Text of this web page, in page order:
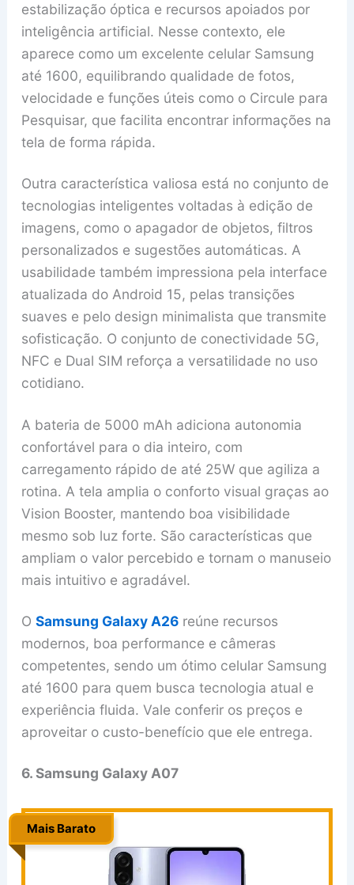
estabilização óptica e recursos apoiados por
inteligência artificial. Nesse contexto, ele
aparece como um excelente celular Samsung
até 1600, equilibrando qualidade de fotos,
velocidade e funções úteis como o Circule para
Pesquisar, que facilita encontrar informações na
tela de forma rápida.
Outra característica valiosa está no conjunto de
tecnologias inteligentes voltadas à edição de
imagens, como o apagador de objetos, filtros
personalizados e sugestões automáticas. A
usabilidade também impressiona pela interface
atualizada do Android 15, pelas transições
suaves e pelo design minimalista que transmite
sofisticação. O conjunto de conectividade 5G,
NFC e Dual SIM reforça a versatilidade no uso
cotidiano.
A bateria de 5000 mAh adiciona autonomia
confortável para o dia inteiro, com
carregamento rápido de até 25W que agiliza a
rotina. A tela amplia o conforto visual graças ao
Vision Booster, mantendo boa visibilidade
mesmo sob luz forte. São características que
ampliam o valor percebido e tornam o manuseio
mais intuitivo e agradável.
O Samsung Galaxy A26reúne recursos
modernos, boa performance e câmeras
competentes, sendo um ótimo celular Samsung
até 1600 para quem busca tecnologia atual e
experiência fluida. Vale conferir os preços e
aproveitar o custo-benefício que ele entrega.
6. Samsung Galaxy A07
..
Mais Barato